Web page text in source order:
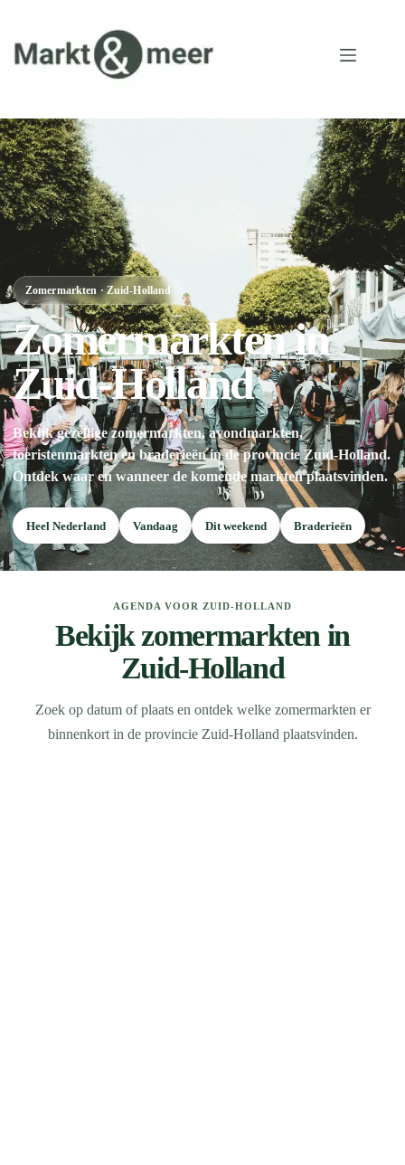
Zomermarkten · Zuid-Holland
Zomermarkten in
Zuid-Holland
Bekijk gezellige zomermarkten, avondmarkten,
toeristenmarkten en braderieën in de provincie Zuid-Holland.
Ontdek waar en wanneer de komende markten plaatsvinden.
Heel Nederland Vandaag Dit weekend Braderieën
AGENDA VOOR ZUID-HOLLAND
Bekijk zomermarkten in
Zuid-Holland
Zoek op datum of plaats en ontdek welke zomermarkten er
binnenkort in de provincie Zuid-Holland plaatsvinden.